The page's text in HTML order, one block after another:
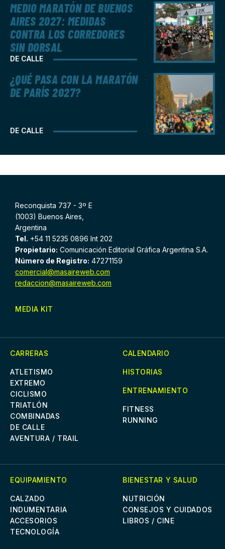
DE CALLE
MEDIO MARATÓN DE BUENOS
AIRES 2027: MEDIDAS
CONTRA LOS CORREDORES
SIN DORSAL
DE CALLE
¿QUÉ PASA CON LA MARATÓN
DE PARÍS 2027?
Reconquista 737 - 3º E
(1003) Buenos Aires,
Argentina
Tel. +54 11 5235 0896 Int 202
Propietario: Comunicación Editorial Gráfica Argentina S.A.
Número de Registro: 47271159
comercial@masaireweb.com
redaccion@masaireweb.com
MEDIA KIT
CARRERAS
ATLETISMO
EXTREMO
CICLISMO
TRIATLÓN
COMBINADAS
DE CALLE
AVENTURA / TRAIL
CALENDARIO
HISTORIAS
ENTRENAMIENTO
FITNESS
RUNNING
EQUIPAMIENTO
CALZADO
INDUMENTARIA
ACCESORIOS
TECNOLOGÍA
BIENESTAR Y SALUD
NUTRICIÓN
CONSEJOS Y CUIDADOS
LIBROS / CINE